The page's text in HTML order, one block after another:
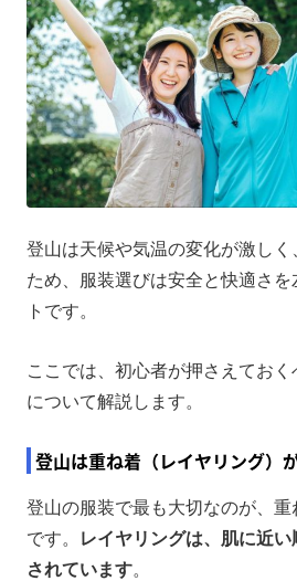
登山は天候や気温の変化が激し
ため、服装選びは安全と快適さ
トです。
ここでは、初心者が押さえてお
について解説します。
登山は重ね着（レイヤリング）
登山の服装で最も大切なのが、重
です。
レイヤリングは、肌に近
されています。